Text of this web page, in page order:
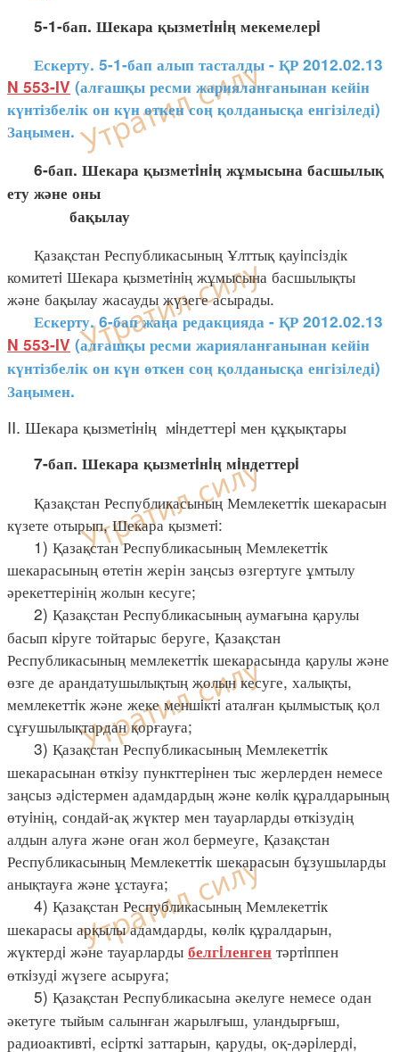
5-1-бап. Шекара қызметiнiң мекемелерi
Ескерту. 5-1-бап алып тасталды - ҚР 2012.02.13
N 553-IV (алғашқы ресми жарияланғанынан кейін
күнтізбелік он күн өткен соң қолданысқа енгізіледі)
Заңымен.
6-бап. Шекара қызметiнiң жұмысына басшылық
ету және оны
бақылау
Қазақстан Республикасының Ұлттық қауiпсiздiк
комитетi Шекара қызметiнiң жұмысына басшылықты
және бақылау жасауды жүзеге асырады.
Ескерту. 6-бап жаңа редакцияда - ҚР 2012.02.13
N 553-IV (алғашқы ресми жарияланғанынан кейін
күнтізбелік он күн өткен соң қолданысқа енгізіледі)
Заңымен.
II. Шекара қызметiнiң мiндеттерi мен құқықтары
7-бап. Шекара қызметiнiң мiндеттерi
Қазақстан Республикасының Мемлекеттiк шекарасын
күзете отырып, Шекара қызметi:
1) Қазақстан Республикасының Мемлекеттiк
шекарасының өтетін жерін заңсыз өзгертуге ұмтылу
әрекеттерінің жолын кесуге;
2) Қазақстан Республикасының аумағына қарулы
басып кiруге тойтарыс беруге, Қазақстан
Республикасының мемлекеттiк шекарасында қарулы және
өзге де арандатушылықтың жолын кесуге, халықты,
мемлекеттiк және жеке меншiктi аталған қылмыстық қол
сұғушылықтардан қорғауға;
3) Қазақстан Республикасының Мемлекеттiк
шекарасынан өткiзу пункттерiнен тыс жерлерден немесе
заңсыз әдiстермен адамдардың және көлiк құралдарының
өтуiнің, сондай-ақ жүктер мен тауарларды өткізудің
алдын алуға және оған жол бермеуге, Қазақстан
Республикасының Мемлекеттiк шекарасын бұзушыларды
анықтауға және ұстауға;
4) Қазақстан Республикасының Мемлекеттiк
шекарасы арқылы адамдарды, көлiк құралдарын,
жүктердi және тауарларды белгiленген тәртiппен
өткiзудi жүзеге асыруға;
5) Қазақстан Республикасына әкелуге немесе одан
әкетуге тыйым салынған жарылғыш, уландырғыш,
радиоактивтi, есiрткi заттарын, қаруды, оқ-дәрiлердi,